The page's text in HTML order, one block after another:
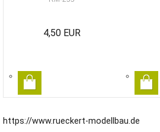
4,50 EUR
https://www.rueckert-modellbau.de